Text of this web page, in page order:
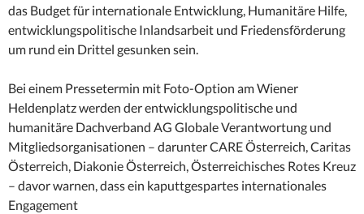
das Budget für internationale Entwicklung, Humanitäre Hilfe,
entwicklungspolitische Inlandsarbeit und Friedensförderung
um rund ein Drittel gesunken sein.
Bei einem Pressetermin mit Foto-Option am Wiener
Heldenplatz werden der entwicklungspolitische und
humanitäre Dachverband AG Globale Verantwortung und
Mitgliedsorganisationen – darunter CARE Österreich, Caritas
Österreich, Diakonie Österreich, Österreichisches Rotes Kreuz
– davor warnen, dass ein kaputtgespartes internationales
Engagement